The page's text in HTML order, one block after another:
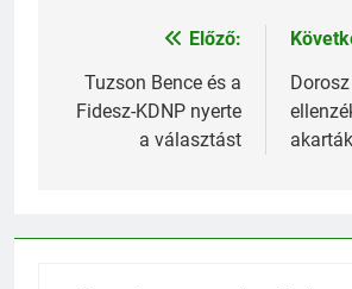
Bejegyzés
navigáció
Előző:
Tuzson Bence és a
Fidesz-KDNP nyerte
a választást